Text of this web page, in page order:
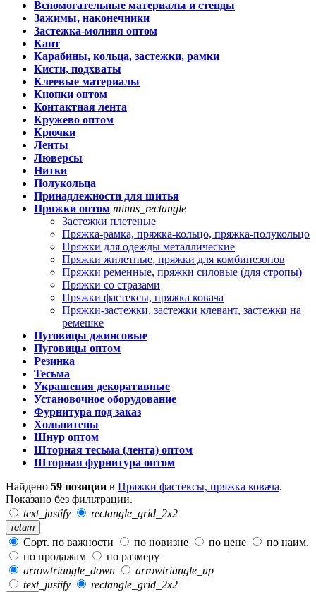
Вспомогательные материалы и стенды
Зажимы, наконечники
Застежка-молния оптом
Кант
Карабины, кольца, застежки, рамки
Кисти, подхваты
Клеевые материалы
Кнопки оптом
Контактная лента
Кружево оптом
Крючки
Ленты
Люверсы
Нитки
Полукольца
Принадлежности для шитья
Пряжки оптом minus_rectangle
Застежки плетеные
Пряжка-рамка, пряжка-кольцо, пряжка-полукольцо
Пряжки для одежды металлические
Пряжки жилетные, пряжки для комбинезонов
Пряжки ременные, пряжки силовые (для стропы)
Пряжки со стразами
Пряжки фастексы, пряжка ковача
Пряжки-застежки, застежки клевант, застежки на
ремешке
Пуговицы джинсовые
Пуговицы оптом
Резинка
Тесьма
Украшения декоративные
Установочное оборудование
Фурнитура под заказ
Хольнитены
Шнур оптом
Шторная тесьма (лента) оптом
Шторная фурнитура оптом
Найдено 59 позиции в Пряжки фастексы, пряжка ковача.
Показано без фильтрации.
text_justify
rectangle_grid_2x2
return
Сорт. по важности по новизне по цене
по наим.
по продажам
по размеру
arrowtriangle_down
arrowtriangle_up
text_justify
rectangle_grid_2x2